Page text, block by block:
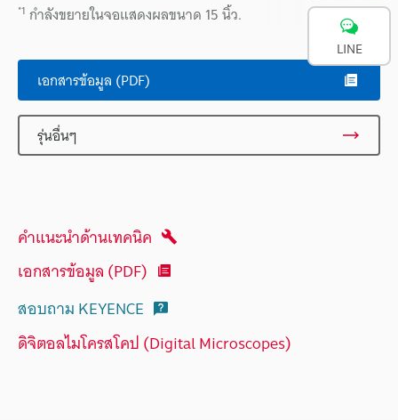
*1 กำลังขยายในจอแสดงผลขนาด 15 นิ้ว.
เอกสารข้อมูล (PDF)
รุ่นอื่นๆ
คำแนะนำด้านเทคนิค
เอกสารข้อมูล (PDF)
สอบถาม KEYENCE
ดิจิตอลไมโครสโคป (Digital Microscopes)
LINE